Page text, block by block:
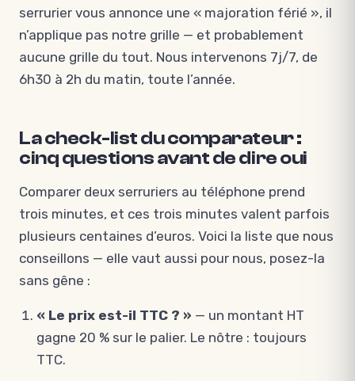
serrurier vous annonce une « majoration férié », il
n’applique pas notre grille — et probablement
aucune grille du tout. Nous intervenons 7j/7, de
6h30 à 2h du matin, toute l’année.
La check-list du comparateur :
cinq questions avant de dire oui
Comparer deux serruriers au téléphone prend
trois minutes, et ces trois minutes valent parfois
plusieurs centaines d’euros. Voici la liste que nous
conseillons — elle vaut aussi pour nous, posez-la
sans gêne :
« Le prix est-il TTC ? » — un montant HT
gagne 20 % sur le palier. Le nôtre : toujours
TTC.